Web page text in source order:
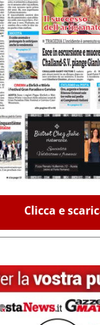
Clicca e